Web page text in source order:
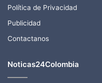
Política de Privacidad
Publicidad
Contactanos
Noticas24Colombia